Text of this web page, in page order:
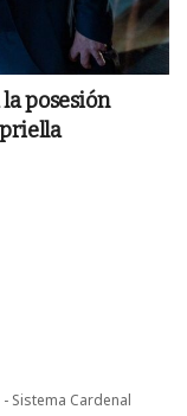
posesión
Sistema Cardenal